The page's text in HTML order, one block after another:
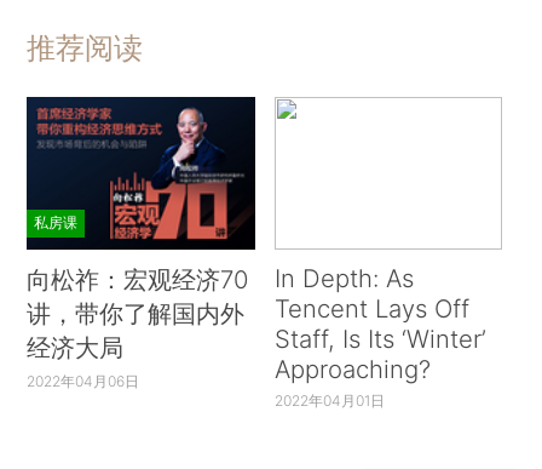
推荐阅读
私房课
向松祚：宏观经济70
讲，带你了解国内外
经济大局
2022年04月06日
In Depth: As
Tencent Lays Off
Staff, Is Its ‘Winter’
Approaching?
2022年04月01日